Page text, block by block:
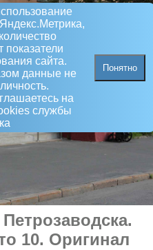
показатели
сайта.
данные не
на
службы
Понятно
.
10. Оригинал